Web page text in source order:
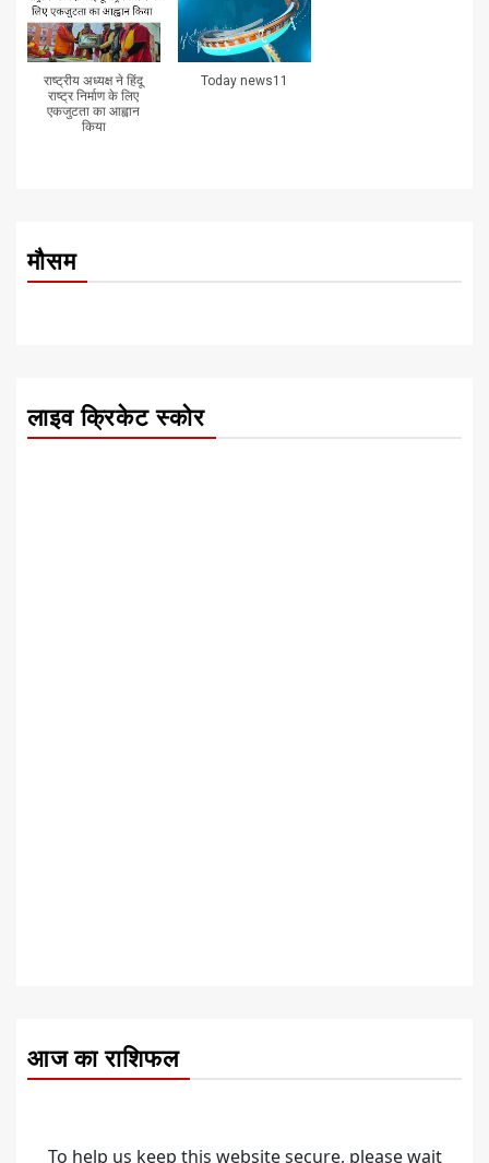
राष्ट्रीय अध्यक्ष ने हिंदू
राष्ट्र निर्माण के लिए
एकजुटता का आह्वान
किया
Today news11
मौसम
लाइव क्रिकेट स्कोर
आज का राशिफल